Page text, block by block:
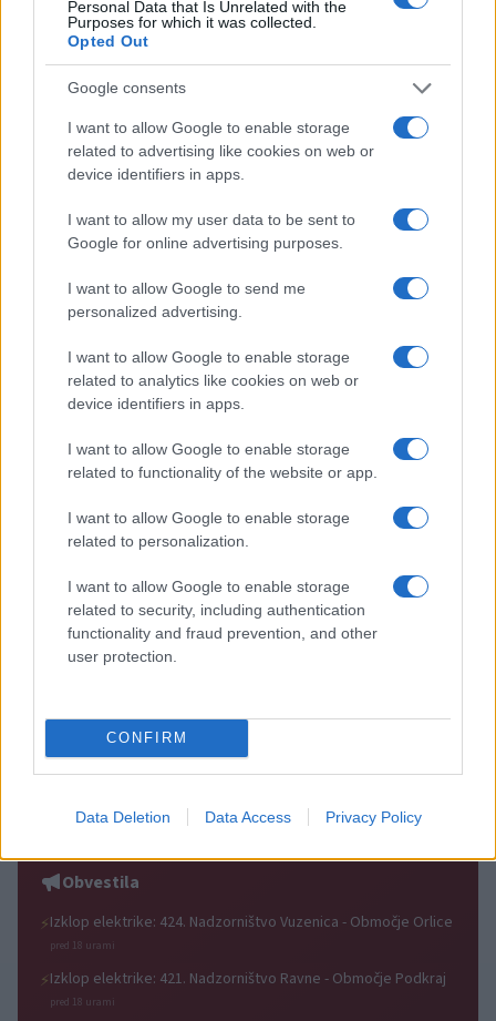
Personal Data that Is Unrelated with the
Purposes for which it was collected.
Opted Out
Google consents
I want to allow Google to enable storage
related to advertising like cookies on web or
device identifiers in apps.
I want to allow my user data to be sent to
Google for online advertising purposes.
I want to allow Google to send me
personalized advertising.
I want to allow Google to enable storage
related to analytics like cookies on web or
device identifiers in apps.
I want to allow Google to enable storage
related to functionality of the website or app.
I want to allow Google to enable storage
related to personalization.
I want to allow Google to enable storage
related to security, including authentication
functionality and fraud prevention, and other
user protection.
CONFIRM
Data Deletion Data Access Privacy Policy
Koroške reke so opazno upadle,
zadnja dva tedna skoraj brez
Po šestih letih se na Gmajno
bazen v Slovenj Gradcu in na
Ravnah
Graška Gora obeležuje 50.
jubilejni festival narodno-
zabavne glasbe
Več iz kategorije Novice
Z vlakom po Koroški: Manj
gneče, več udobja
Za pomoč kmetom zaradi
nepredvidljivih dogodkov do
vrača Dežela škratov
podtaknjenih požarov pozivi
občanom k takojšnjemu
Obvestila
⚡Izklop elektrike: 424. Nadzorništvo Vuzenica - Območje Orlice
pred 18 urami
⚡Izklop elektrike: 421. Nadzorništvo Ravne - Območje Podkraj
pred 18 urami